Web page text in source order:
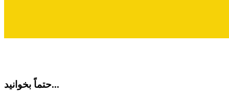
حتماً بخوانید...